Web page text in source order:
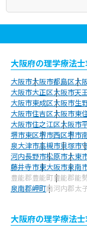
大阪府の理学療法
大阪市大阪市都島区大
大阪市大正区大阪市天
大阪市東成区大阪市生
大阪市住吉区大阪市東
大阪市住之江区大阪市
堺市東区堺市西区堺市
泉大津市高槻市貝塚市
河内長野市松原市大東
藤井寺市東大阪市泉南
豊能郡豊能町豊能郡能
泉南郡岬町南河内郡太
大阪府の理学療法